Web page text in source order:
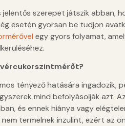
jelentős szerepet játszik abban,
esetén gyorsan be tudjon
egy gyors folyamat,
vércukorszintmérőt?
tényező hatására ingadozik,
mind befolyásolják azt.
és ennek hiánya vagy
termelnek inzulint, ezért az